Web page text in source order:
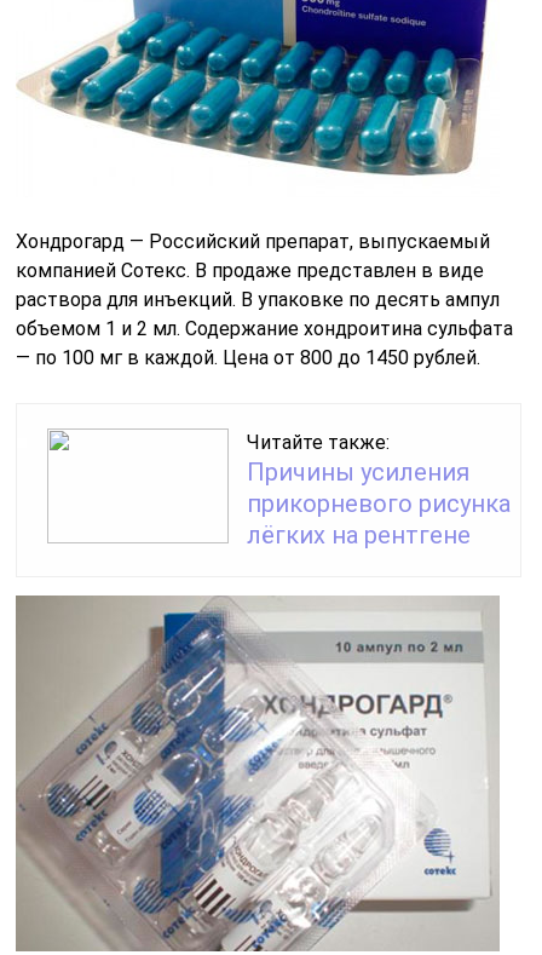
Хондрогард — Российский препарат, выпускаемый
компанией Сотекс. В продаже представлен в виде
раствора для инъекций. В упаковке по десять ампул
объемом 1 и 2 мл. Содержание хондроитина сульфата
— по 100 мг в каждой. Цена от 800 до 1450 рублей.
Читайте также:
Причины усиления
прикорневого рисунка
лёгких на рентгене